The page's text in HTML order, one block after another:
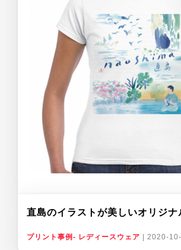
直島のイラストが美しいオリジナ
プリント事例- レディースウェア 2020-